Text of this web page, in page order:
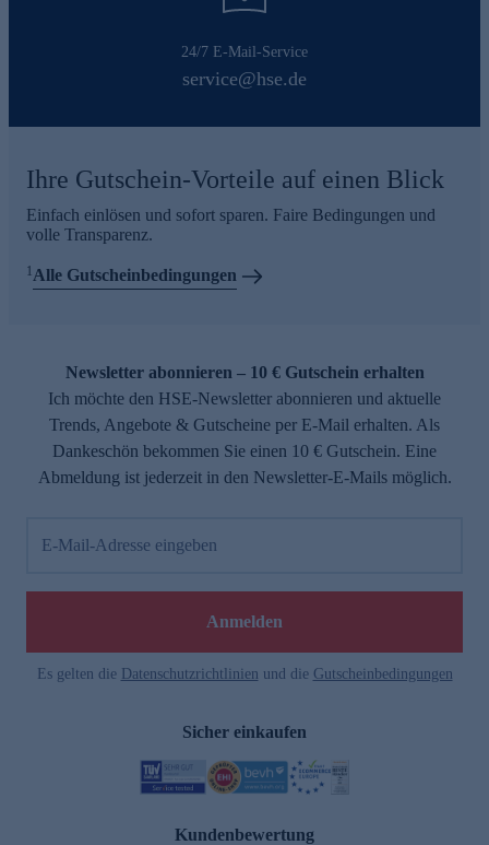
24/7 E-Mail-Service
service@hse.de
Ihre Gutschein-Vorteile auf einen Blick
Einfach einlösen und sofort sparen. Faire Bedingungen und
volle Transparenz.
1Alle Gutscheinbedingungen
Newsletter abonnieren – 10 € Gutschein erhalten
Ich möchte den HSE-Newsletter abonnieren und aktuelle
Trends, Angebote & Gutscheine per E-Mail erhalten. Als
Dankeschön bekommen Sie einen 10 € Gutschein. Eine
Abmeldung ist jederzeit in den Newsletter-E-Mails möglich.
E-Mail-Adresse eingeben
Anmelden
Es gelten die Datenschutzrichtlinien und die Gutscheinbedingungen
Sicher einkaufen
Kundenbewertung